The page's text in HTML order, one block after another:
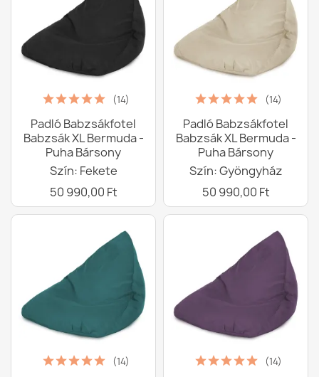
(14)
Padló Babzsákfotel
Babzsák XL Bermuda -
Puha Bársony
Szín: Fekete
50 990,00 Ft
(14)
Padló Babzsákfotel
Babzsák XL Bermuda -
Puha Bársony
Szín: Gyöngyház
50 990,00 Ft
(14) (14)